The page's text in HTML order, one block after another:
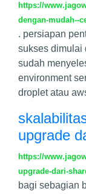
https://
dengan-mudah--
. persiapan
sukses dimulai
sudah
environment
droplet atau
upgrade
https://
upgrade-dari-
bagi sebagian